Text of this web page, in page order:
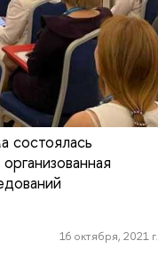
состоялась
16 октября, 2021 г.